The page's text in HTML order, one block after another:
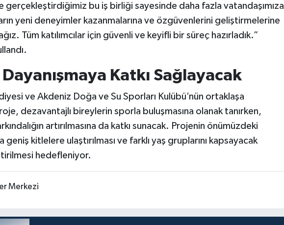
gerçekleştirdiğimiz bu iş birliği sayesinde daha fazla vatandaşımıza
yeni deneyimler kazanmalarına ve özgüvenlerini geliştirmelerine
Tüm katılımcılar için güvenli ve keyifli bir süreç hazırladık.”
Katkı Sağlayacak
ve Akdeniz Doğa ve Su Sporları Kulübü’nün ortaklaşa
dezavantajlı bireylerin sporla buluşmasına olanak tanırken,
artırılmasına da katkı sunacak. Projenin önümüzdeki
kitlelere ulaştırılması ve farklı yaş gruplarını kapsayacak
hedefleniyor.
Merkezi